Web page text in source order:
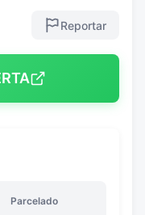
Reportar
Parcelado